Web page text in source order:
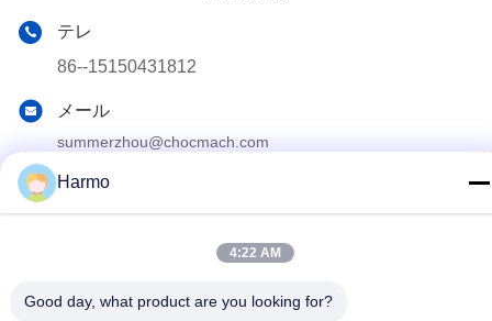
テレ
86--15150431812
メール
summerzhou@chocmach.com
アドレス
5109# 東太湖道 リン湖町 武蔵区 蘇州市 江蘇県 中国
Harmo
4:22 AM
Good day, what product are you looking for?